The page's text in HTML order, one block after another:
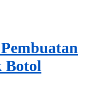
Botol